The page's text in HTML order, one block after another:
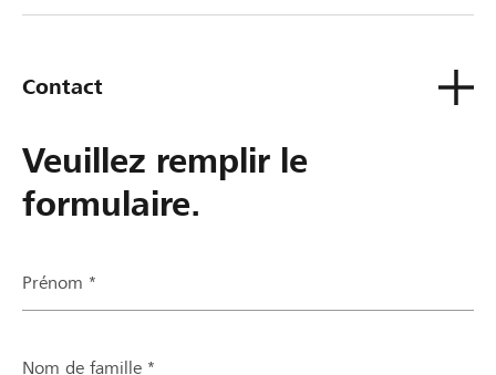
Contact
Veuillez remplir le
formulaire.
Prénom *
Nom de famille *